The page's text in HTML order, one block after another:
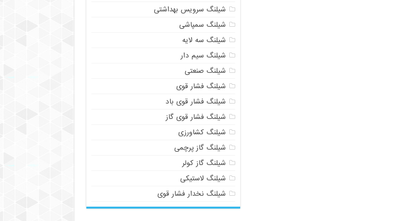
شیلنگ سرویس بهداشتی
شیلنگ سمپاشی
شیلنگ سه لایه
شیلنگ سیم دار
شیلنگ صنعتی
شیلنگ فشار قوی
شیلنگ فشار قوی باد
شیلنگ فشار قوی گاز
شیلنگ کشاورزی
شیلنگ گاز پرچمی
شیلنگ گاز کولر
شیلنگ لاستیکی
شیلنگ نخدار فشار قوی